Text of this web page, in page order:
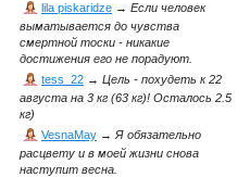
lila piskaridze → Если человек
выматывается до чувства
смертной тоски - никакие
достижения его не порадуют.
tess_22 → Цель - похудеть к 22
августа на 3 кг (63 кг)! Осталось 2.5
кг)
VesnaMay →Я обязательно
расцвету и в моей жизни снова
наступит весна.